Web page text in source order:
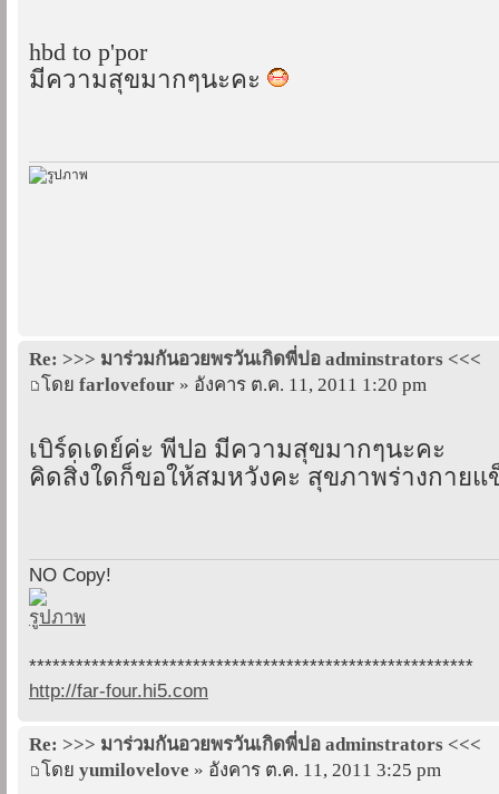
hbd to p'por
มีความสุขมากๆนะคะ
Re: >>> มาร่วมกันอวยพรวันเกิดพี่ปอ adminstrators <<<
โดย farlovefour » อังคาร ต.ค. 11, 2011 1:20 pm
เบิร์ดเดย์ค่ะ พี่ปอ มีความสุขมากๆนะคะ
คิดสิ่งใดก็ขอให้สมหวังคะ สุขภาพร่างกายแ
NO Copy!
*********************************************************
http://far-four.hi5.com
Re: >>> มาร่วมกันอวยพรวันเกิดพี่ปอ adminstrators <<<
โดย yumilovelove » อังคาร ต.ค. 11, 2011 3:25 pm